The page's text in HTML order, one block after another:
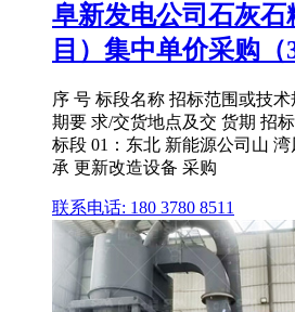
阜新发电公司石灰石
目）集中单价采购（
序 号 标段名称 招标范围或技
期要 求/交货地点及交 货期 招
标段 01：东北 新能源公司山
承 更新改造设备 采购
联系电话: 180 3780 8511